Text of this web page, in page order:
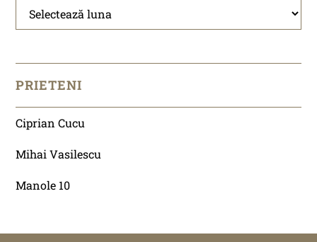
PRIETENI
Ciprian Cucu
Mihai Vasilescu
Manole 10